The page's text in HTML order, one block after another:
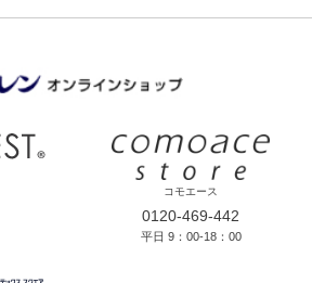
コモエース
0120-469-442
平日 9：00-18：00